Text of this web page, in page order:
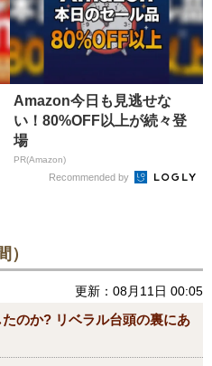
Amazon今日も見逃せな
い！80%OFF以上が続々登
場
PR(Amazon)
Recommended by
）
更新：08月11日 00:05
のか? リベラル台頭の裏にあ